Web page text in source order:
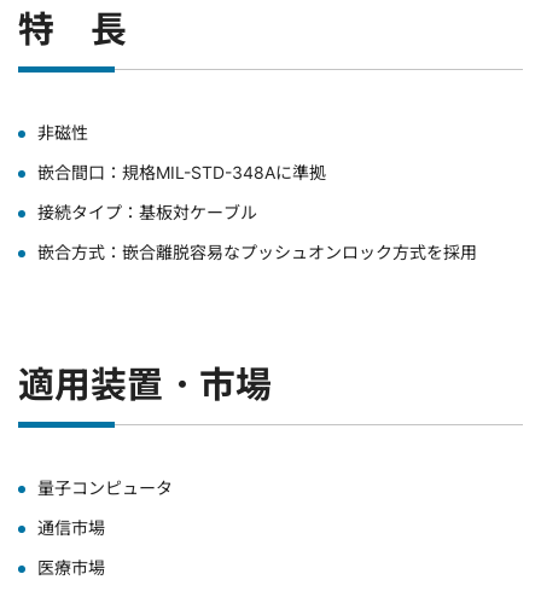
特 長
非磁性
嵌合間口：規格MIL-STD-348Aに準拠
接続タイプ：基板対ケーブル
嵌合方式：嵌合離脱容易なプッシュオンロック方式を採用
適用装置・市場
量子コンピュータ
通信市場
医療市場